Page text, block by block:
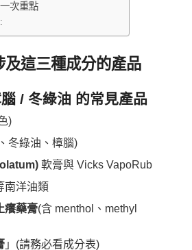
次重點
及這三種成分的產品
/ 冬綠油 的常見產品
)
冬綠油、樟腦)
軟膏與 Vicks VapoRub
南洋油類
癢藥膏(含 menthol、methyl
」(請務必看成分表)